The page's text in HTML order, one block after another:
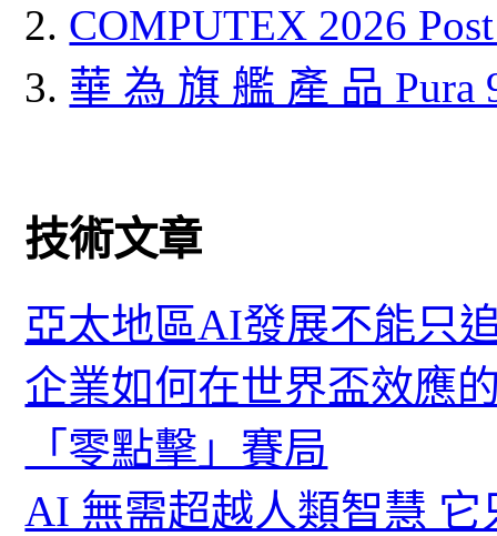
COMPUTEX 2026
華 為 旗 艦 產 品 Pura
技術文章
亞太地區AI發展不能只
企業如何在世界盃效應
「零點擊」賽局
AI 無需超越人類智慧